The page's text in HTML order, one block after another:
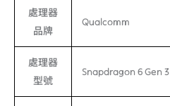
處理器
品牌
Qualcomm
處理器
型號
Snapdragon 6 Gen 3